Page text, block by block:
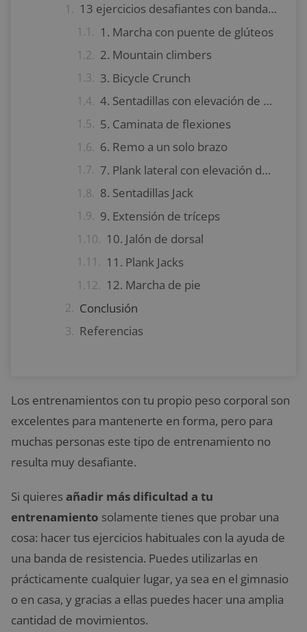
13 ejercicios desafiantes con banda de resistencia
1. Marcha con puente de glúteos
2. Mountain climbers
3. Bicycle Crunch
4. Sentadillas con elevación de piernas
5. Caminata de flexiones
6. Remo a un solo brazo
7. Plank lateral con elevación de pierna
8. Sentadillas Jack
9. Extensión de tríceps
10. Jalón de dorsal
11. Plank Jacks
12. Marcha de pie
Conclusión
Referencias
Los entrenamientos con tu propio peso corporal son
excelentes para mantenerte en forma, pero para
muchas personas este tipo de entrenamiento no
resulta muy desafiante.
Si quieres añadir más dificultad a tu
entrenamiento solamente tienes que probar una
cosa: hacer tus ejercicios habituales con la ayuda de
una banda de resistencia. Puedes utilizarlas en
prácticamente cualquier lugar, ya sea en el gimnasio
o en casa, y gracias a ellas puedes hacer una amplia
cantidad de movimientos.